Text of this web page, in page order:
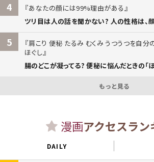
4
あなたの顔には99%理由がある
ツリ目は人の話を聞かない? 人の性格は、
5
肩こり 便秘 たるみ むくみ うつうつを自分
ほぐし
腸のどこが凝ってる? 便秘に悩んだときの「
もっと見る
漫画アクセスラン
DAILY